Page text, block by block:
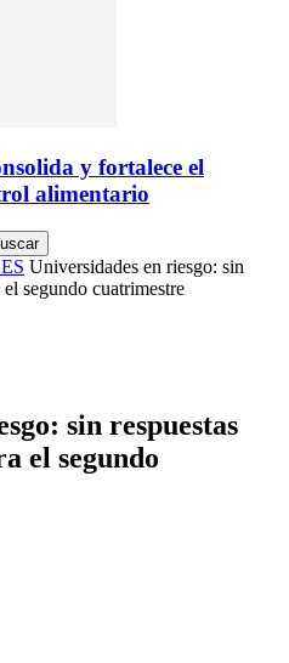
y fortalece el
alimentario
Universidades en riesgo: sin
segundo cuatrimestre
sin respuestas
el segundo